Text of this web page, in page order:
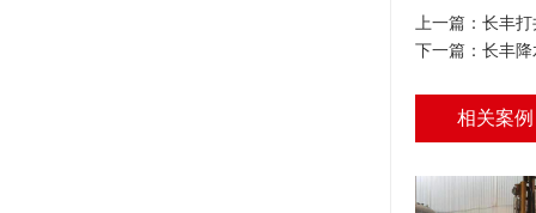
上一篇： 长丰打
下一篇： 长丰降
相关案例